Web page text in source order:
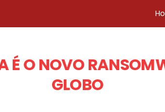
É O NOVO
GLOBO